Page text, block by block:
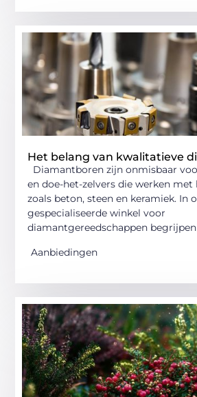
Het belang van kwalitatieve
Diamantboren zijn onmisbaar
en doe-het-zelvers die werken
zoals beton, steen en keramiek. In
gespecialiseerde winkel voor
diamantgereedschappen begrijpen
Aanbiedingen